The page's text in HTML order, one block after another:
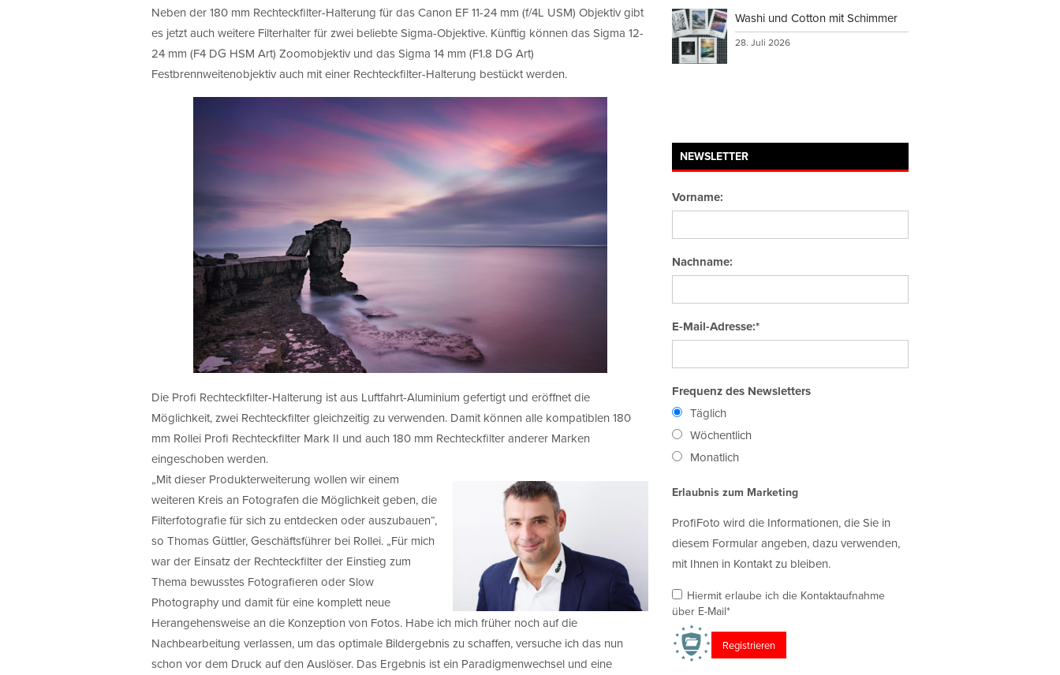
Neben der 180 mm Rechteckfilter-Halterung für das Canon EF 11-24 mm (f/4L USM) Objektiv gibt
es jetzt auch weitere Filterhalter für zwei beliebte Sigma-Objektive. Künftig können das Sigma 12-
24 mm (F4 DG HSM Art) Zoomobjektiv und das Sigma 14 mm (F1.8 DG Art)
Festbrennweitenobjektiv auch mit einer Rechteckfilter-Halterung bestückt werden.
Die Profi Rechteckfilter-Halterung ist aus Luftfahrt-Aluminium gefertigt und eröffnet die
Möglichkeit, zwei Rechteckfilter gleichzeitig zu verwenden. Damit können alle kompatiblen 180
mm Rollei Profi Rechteckfilter Mark II und auch 180 mm Rechteckfilter anderer Marken
eingeschoben werden.
„Mit dieser Produkterweiterung wollen wir einem
weiteren Kreis an Fotografen die Möglichkeit geben, die
Filterfotografie für sich zu entdecken oder auszubauen“,
so Thomas Güttler, Geschäftsführer bei Rollei. „Für mich
war der Einsatz der Rechteckfilter der Einstieg zum
Thema bewusstes Fotografieren oder Slow
Photography und damit für eine komplett neue
Herangehensweise an die Konzeption von Fotos. Habe ich mich früher noch auf die
Nachbearbeitung verlassen, um das optimale Bildergebnis zu schaffen, versuche ich das nun
schon vor dem Druck auf den Auslöser. Das Ergebnis ist ein Paradigmenwechsel und eine
Washi und Cotton mit Schimmer
28. Juli 2026
NEWSLETTER
Vorname:
Nachname:
E-Mail-Adresse:*
Frequenz des Newsletters
Täglich
Wöchentlich
Monatlich
Erlaubnis zum Marketing
ProfiFoto wird die Informationen, die Sie in
diesem Formular angeben, dazu verwenden,
mit Ihnen in Kontakt zu bleiben.
Hiermit erlaube ich die Kontaktaufnahme
über E-Mail*